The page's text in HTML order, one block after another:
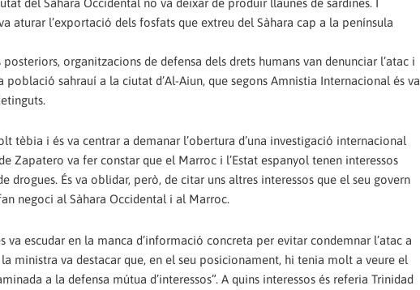
del Sàhara Occidental no va deixar de produir llaunes de sardines. I
aturar l’exportació dels fosfats que extreu del Sàhara cap a la península
organitzacions de defensa dels drets humans van denunciar l’atac i
sahrauí a la ciutat d’Al-Aiun, que segons Amnistia Internacional és va
tèbia i és va centrar a demanar l’obertura d’una investigació internacional
Zapatero va fer constar que el Marroc i l’Estat espanyol tenen interessos
És va oblidar, però, de citar uns altres interessos que el seu govern
negoci al Sàhara Occidental i al Marroc.
va escudar en la manca d’informació concreta per evitar condemnar l’atac a
ministra va destacar que, en el seu posicionament, hi tenia molt a veure el
a la defensa mútua d’interessos”. A quins interessos és referia Trinidad